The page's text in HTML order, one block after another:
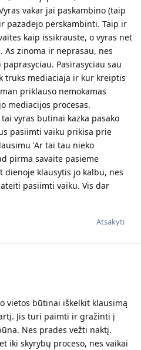
vakar jai paskambino (taip
pazadejo perskambinti. Taip ir
kaip issikrauste, o vyras net
As zinoma ir neprasau, nes
Pasirasyciau sau
truks mediaciaja ir kur kreiptis
priklauso nemokamas
mediacijos procesas.
vyras butinai kazka pasako
pasiimti vaiku prikisa prie
'Ar tai tau nieko
pirma savaite pasieme
klausytis jo kalbu, nes
pasiimti vaiku. Vis dar
Atsakyti
vietos būtinai iškelkit klausimą
Jis turi paimti ir gražinti į
Nes pradės vežti naktį.
iki skyrybų proceso, nes vaikai